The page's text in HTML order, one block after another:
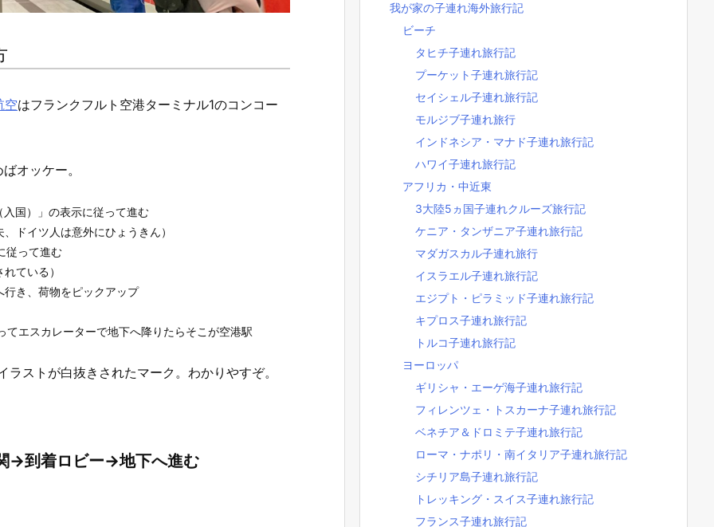
空はフランクフルト空港ターミナル1のコンコー
オッケー。
国）」の表示に従って進む
ドイツ人は意外にひょうきん）
従って進む
ている）
き、荷物をピックアップ
エスカレーターで地下へ降りたらそこが空港駅
ストが白抜きされたマーク。わかりやすぞ。
→到着ロビー→地下へ進む
我が家の子連れ海外旅行記
ビーチ
タヒチ子連れ旅行記
プーケット子連れ旅行記
セイシェル子連れ旅行記
モルジブ子連れ旅行
インドネシア・マナド子連れ旅行記
ハワイ子連れ旅行記
アフリカ・中近東
3大陸5ヵ国子連れクルーズ旅行記
ケニア・タンザニア子連れ旅行記
マダガスカル子連れ旅行
イスラエル子連れ旅行記
エジプト・ピラミッド子連れ旅行記
キプロス子連れ旅行記
トルコ子連れ旅行記
ヨーロッパ
ギリシャ・エーゲ海子連れ旅行記
フィレンツェ・トスカーナ子連れ旅行記
ベネチア＆ドロミテ子連れ旅行記
ローマ・ナポリ・南イタリア子連れ旅行記
シチリア島子連れ旅行記
トレッキング・スイス子連れ旅行記
フランス子連れ旅行記